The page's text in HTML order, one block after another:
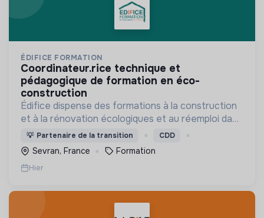
ÉDIFICE FORMATION
coordinateur.rice technique et
pédagogique de formation en éco-
construction
Édifice dispense des formations à la construction
et à la rénovation écologiques et au réemploi dans
le bâtiment. Nos formations s'adressent à des
personnes en activité et des demandeurs
d'emploi.
💡 Partenaire de la transition CDD
Sevran, France Formation
Hier